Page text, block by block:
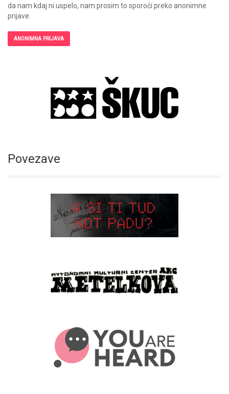
da nam kdaj ni uspelo, nam prosim to sporoči preko anonimne
prijave.
ANONIMNA PRIJAVA
Povezave